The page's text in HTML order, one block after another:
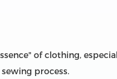
of clothing,
process.